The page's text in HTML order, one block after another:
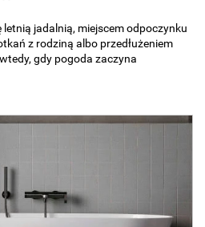
jadalnią, miejscem odpoczynku
z rodziną albo przedłużeniem
gdy pogoda zaczyna